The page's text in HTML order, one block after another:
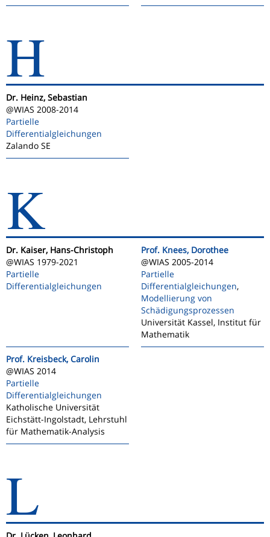
H
Dr. Heinz, Sebastian
@WIAS 2008-2014
Partielle
Differentialgleichungen
Zalando SE
K
Dr. Kaiser, Hans-Christoph
@WIAS 1979-2021
Partielle
Differentialgleichungen
Prof. Knees, Dorothee
@WIAS 2005-2014
Partielle
Differentialgleichungen,
Modellierung von
Schädigungsprozessen
Universität Kassel, Institut für
Mathematik
Prof. Kreisbeck, Carolin
@WIAS 2014
Partielle
Differentialgleichungen
Katholische Universität
Eichstätt-Ingolstadt, Lehrstuhl
für Mathematik-Analysis
L